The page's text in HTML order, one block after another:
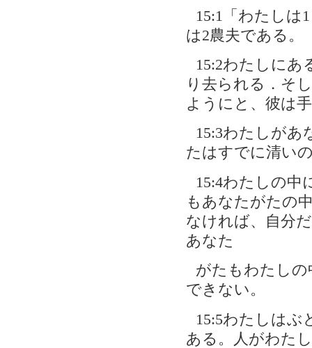
15:1「わたしは
は2農夫である。
15:2わたしにあ
り去られる．そ
ようにと、彼は
15:3わたしがあ
たはすでに清い
15:4わたしの中
もあなたがたの
なければ、自分
あなた
がたもわたし
できない。
15:5わたしはぶ
ある。人がわた